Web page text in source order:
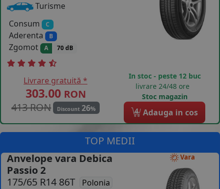
Turisme
Consum
C
Aderenta B
Zgomot A 70 dB
Livrare gratuită *
303.00 RON
413 RON
Discount 26%
In stoc - peste 12 buc
livrare 24/48 ore
Stoc magazin
4 Adauga in cos
TOP MEDII
Vara
Anvelope vara Debica
Passio 2
175/65 R14 86T
Polonia